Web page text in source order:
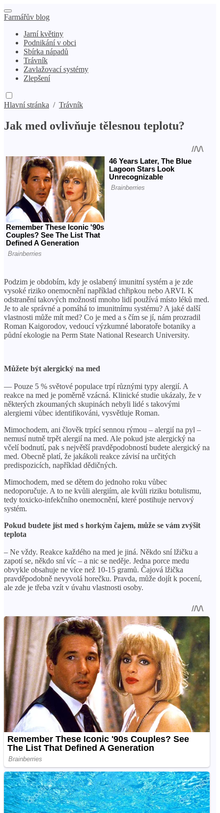
Farmářův blog
Jarní květiny
Podnikání v obci
Sbírka nápadů
Trávník
Zavlažovací systémy
Zlepšení
Hlavní stránka / Trávník
Jak med ovlivňuje tělesnou teplotu?
Podzim je obdobím, kdy je oslabený imunitní systém a je zde
vysoké riziko onemocnění například chřipkou nebo ARVI. K
odstranění takových možností mnoho lidí používá místo léků med.
Je to ale správné a pomáhá to imunitnímu systému? A jaké další
vlastnosti může mít med? Co je med a s čím se jí, nám prozradil
Roman Kaigorodov, vedoucí výzkumné laboratoře botaniky a
půdní ekologie na Perm State National Research University.
Můžete být alergický na med
— Pouze 5 % světové populace trpí různými typy alergií. A
reakce na med je poměrně vzácná. Klinické studie ukázaly, že v
některých zkoumaných skupinách nebyli lidé s takovými
alergiemi vůbec identifikováni, vysvětluje Roman.
Mimochodem, ani člověk trpící sennou rýmou – alergií na pyl –
nemusí nutně trpět alergií na med. Ale pokud jste alergický na
včelí bodnutí, pak s největší pravděpodobností budete alergický na
med. Obecně platí, že jakákoli reakce závisí na určitých
predispozicích, například dědičných.
Mimochodem, med se dětem do jednoho roku vůbec
nedoporučuje. A to ne kvůli alergiím, ale kvůli riziku botulismu,
tedy toxicko-infekčního onemocnění, které postihuje nervový
systém.
Pokud budete jíst med s horkým čajem, může se vám zvýšit
teplota
– Ne vždy. Reakce každého na med je jiná. Někdo sní lžičku a
zapotí se, někdo sní víc – a nic se neděje. Jedna porce medu
obvykle obsahuje ne více než 10-15 gramů. Čajová lžička
pravděpodobně nevyvolá horečku. Pravda, může dojít k pocení,
ale zde je třeba vzít v úvahu vlastnosti osoby.